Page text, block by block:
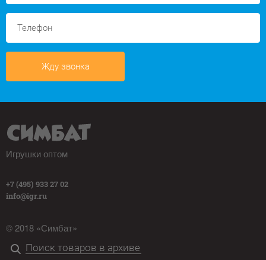
Жду звонка
Игрушки оптом
+7 (495) 933 27 02
info@igr.ru
© 2018 «Симбат»